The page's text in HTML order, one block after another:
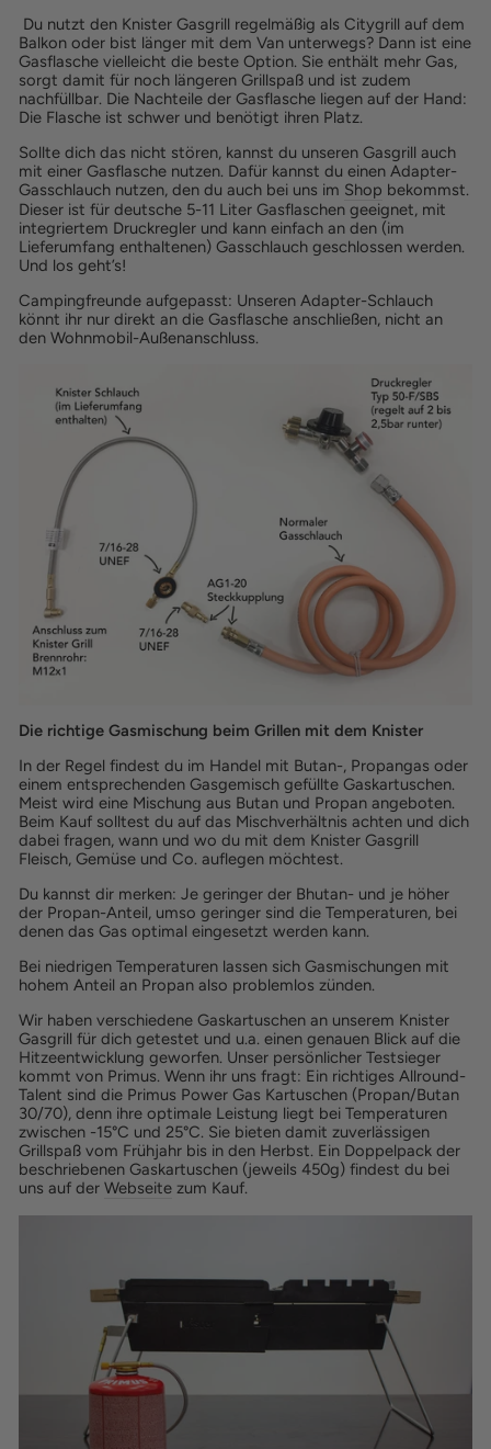
Du nutzt den Knister Gasgrill regelmäßig als Citygrill auf dem
Balkon oder bist länger mit dem Van unterwegs? Dann ist eine
Gasflasche vielleicht die beste Option. Sie enthält mehr Gas,
sorgt damit für noch längeren Grillspaß und ist zudem
nachfüllbar. Die Nachteile der Gasflasche liegen auf der Hand:
Die Flasche ist schwer und benötigt ihren Platz.
Sollte dich das nicht stören, kannst du unseren Gasgrill auch
mit einer Gasflasche nutzen. Dafür kannst du einen Adapter-
Gasschlauch nutzen, den du auch bei uns im Shop bekommst.
Dieser ist für deutsche 5-11 Liter Gasflaschen geeignet, mit
integriertem Druckregler und kann einfach an den (im
Lieferumfang enthaltenen) Gasschlauch geschlossen werden.
Und los geht’s!
Campingfreunde aufgepasst: Unseren Adapter-Schlauch
könnt ihr nur direkt an die Gasflasche anschließen, nicht an
den Wohnmobil-Außenanschluss.
Die richtige Gasmischung beim Grillen mit dem Knister
In der Regel findest du im Handel mit Butan-, Propangas oder
einem entsprechenden Gasgemisch gefüllte Gaskartuschen.
Meist wird eine Mischung aus Butan und Propan angeboten.
Beim Kauf solltest du auf das Mischverhältnis achten und dich
dabei fragen, wann und wo du mit dem Knister Gasgrill
Fleisch, Gemüse und Co. auflegen möchtest.
Du kannst dir merken: Je geringer der Bhutan- und je höher
der Propan-Anteil, umso geringer sind die Temperaturen, bei
denen das Gas optimal eingesetzt werden kann.
Bei niedrigen Temperaturen lassen sich Gasmischungen mit
hohem Anteil an Propan also problemlos zünden.
Wir haben verschiedene Gaskartuschen an unserem Knister
Gasgrill für dich getestet und u.a. einen genauen Blick auf die
Hitzeentwicklung geworfen. Unser persönlicher Testsieger
kommt von Primus. Wenn ihr uns fragt: Ein richtiges Allround-
Talent sind die Primus Power Gas Kartuschen (Propan/Butan
30/70), denn ihre optimale Leistung liegt bei Temperaturen
zwischen -15°C und 25°C. Sie bieten damit zuverlässigen
Grillspaß vom Frühjahr bis in den Herbst. Ein Doppelpack der
beschriebenen Gaskartuschen (jeweils 450g) findest du bei
uns auf der Webseite zum Kauf.